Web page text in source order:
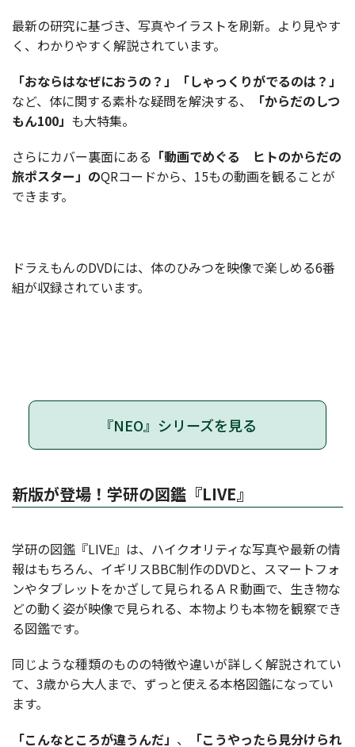
最新の研究に基づき、写真やイラストを刷新。より見やす
く、わかりやすく解説されています。
「おならはなぜにおうの？」「しゃっくりがでるのは？」
など、体に関する素朴な疑問を解決する、
「からだのしつ
もん100」 も大特集。
さらにカバー裏面にある 「動画でめぐる ヒトのからだの
旅ポスター」のQRコードから、15もの動画を観ることが
できます。
ドラえもんのDVDには、体のひみつを映像で楽しめる6番
組が収録されています。
『NEO』シリーズを見る
新版が登場！学研の図鑑『LIVE』
学研の図鑑『LIVE』は、ハイクオリティな写真や最新の情
報はもちろん、イギリスBBC制作のDVDと、スマートフォ
ンやタブレットをかざして見られるＡＲ動画で、生き物な
どの動く姿が映像で見られる、本物よりも本物を観察でき
る図鑑です。
同じような種類のものの特徴や違いが詳しく解説されてい
て、3歳から大人まで、ずっと使える本格図鑑になってい
ます。
「こんなところが違うんだ」 、 「こうやったら見分けられ